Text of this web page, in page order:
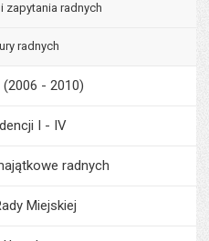
zapytania radnych
radnych
- 2010)
I - IV
radnych
Miejskiej